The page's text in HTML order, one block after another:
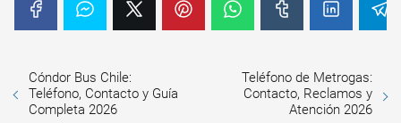
Cóndor Bus Chile:
Teléfono, Contacto y Guía
Completa 2026
Teléfono de Metrogas:
Contacto, Reclamos y
Atención 2026